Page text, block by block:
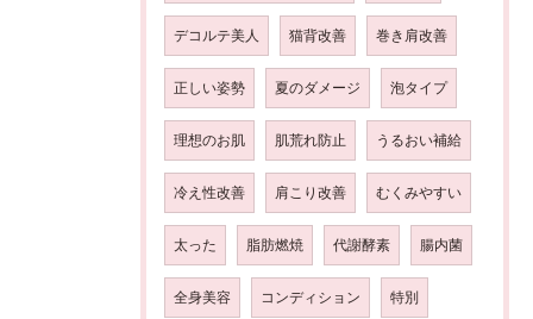
デコルテ美人 猫背改善 巻き肩改善
正しい姿勢 夏のダメージ 泡タイプ
理想のお肌 肌荒れ防止 うるおい補給
冷え性改善 肩こり改善 むくみやすい
太った 脂肪燃焼 代謝酵素 腸内菌
全身美容 コンディション 特別